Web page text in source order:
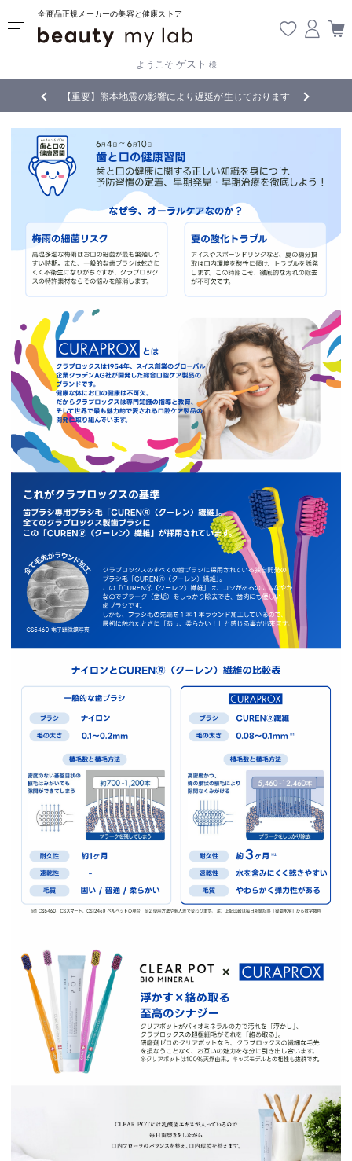
全商品正規メーカーの美容と健康ストア
ようこそ ゲスト 様
【重要】熊本地震の影響により遅延が生じております